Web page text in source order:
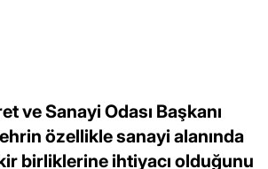
ve Sanayi Odası Başkanı
özellikle sanayi alanında
birliklerine ihtiyacı olduğunu